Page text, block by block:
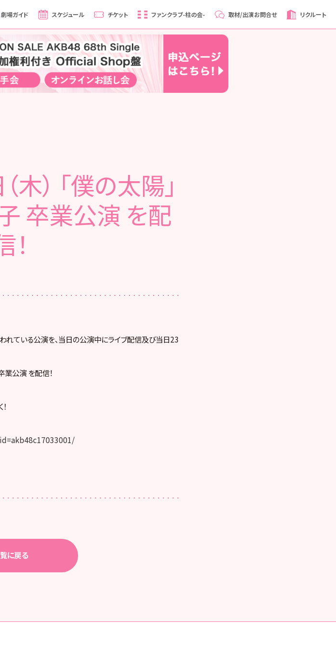
劇場ガイド スケジュール チケット ファンクラブ-柱の会- 取材/出演お問合せ リクルート
） 「僕の太陽」
卒業公演 を配
！
ている公演を、当日の公演中にライブ配信及び当日23
業公演 を配信！
に戻る